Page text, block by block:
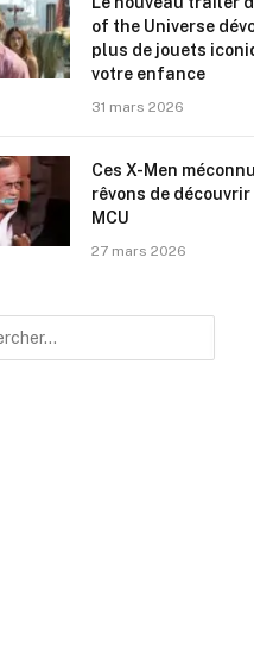
of the Universe
plus de jouets
votre enfance
31 mars 2026
Ces X-Men
rêvons de
MCU
27 mars 2026